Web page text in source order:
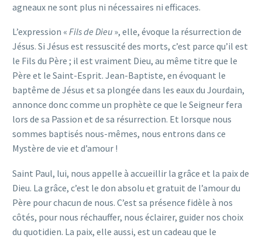
agneaux ne sont plus ni nécessaires ni efficaces.
L’expression « Fils de Dieu », elle, évoque la résurrection de
Jésus. Si Jésus est ressuscité des morts, c’est parce qu’il est
le Fils du Père ; il est vraiment Dieu, au même titre que le
Père et le Saint-Esprit. Jean-Baptiste, en évoquant le
baptême de Jésus et sa plongée dans les eaux du Jourdain,
annonce donc comme un prophète ce que le Seigneur fera
lors de sa Passion et de sa résurrection. Et lorsque nous
sommes baptisés nous-mêmes, nous entrons dans ce
Mystère de vie et d’amour !
Saint Paul, lui, nous appelle à accueillir la grâce et la paix de
Dieu. La grâce, c’est le don absolu et gratuit de l’amour du
Père pour chacun de nous. C’est sa présence fidèle à nos
côtés, pour nous réchauffer, nous éclairer, guider nos choix
du quotidien. La paix, elle aussi, est un cadeau que le